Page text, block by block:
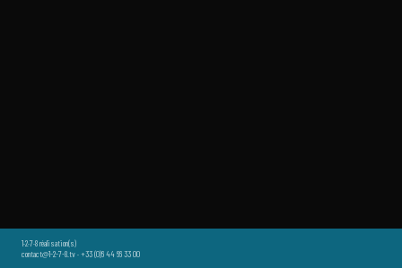
1·2·7·8 réalisation(s)
contact@1-2-7-8.tv · +33 (0)6 44 66 33 00